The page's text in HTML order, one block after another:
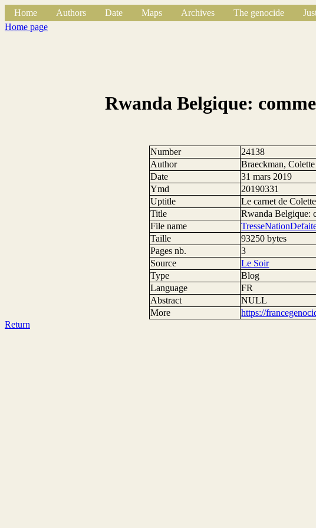
Home Authors Date Maps Archives The genocide
Home page
Rwanda Belgique:
Number
24138
Author
Braeckman, Colette
Date
31 mars 2019
Ymd
20190331
Uptitle
Le carnet de
Title
Rwanda Belgique:
File name
Taille
93250 bytes
Pages nb.
3
Source
Le Soir
Type
Blog
Language
FR
Abstract
NULL
More
https://
Return